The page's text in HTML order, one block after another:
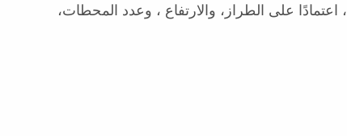
، اعتمادًا على الطراز، والارتفاع ، وعدد المحطات،